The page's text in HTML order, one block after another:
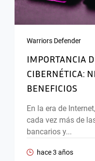
Warriors Defender
IMPORTANCIA
CIBERNÉTICA:
BENEFICIOS
En la era de
cada vez más de
bancarios y...
hace 3 años